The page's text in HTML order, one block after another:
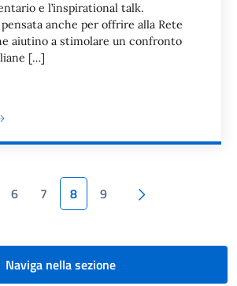
e l’inspirational talk.
pensata anche per offrire alla Rete
aiutino a stimolare un confronto
[…]
6 7 8 9
Naviga nella sezione